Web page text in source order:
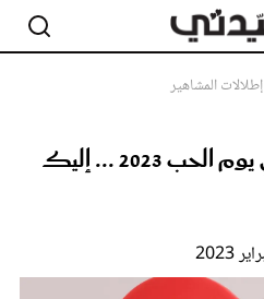
إطلالات المشاهير
إطلالات المشاهير في يوم الحب 2023 ... إليك